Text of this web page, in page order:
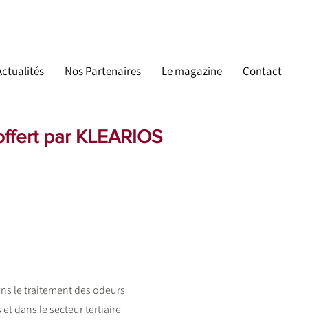
Nos Partenaires Le magazine Contact
par KLEARIOS
le traitement des odeurs
dans le secteur tertiaire